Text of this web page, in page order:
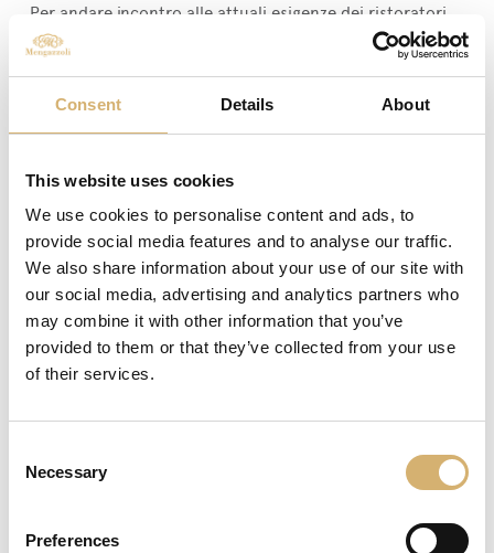
Consent Details About
This website uses cookies
We use cookies to personalise content and ads, to
provide social media features and to analyse our traffic.
We also share information about your use of our site with
our social media, advertising and analytics partners who
may combine it with other information that you’ve
provided to them or that they’ve collected from your use
of their services.
Selection
Necessary
Preferences
Per andare incontro alle attuali esigenze dei ristoratori
sono stati declinati in monoporzioni e monouso i
prodotti di altissima qualità.
Formati perfetti per il servizio al tavolo, per il take away
e per il delivery.
Italiano sono solo alcuni dei condimenti disponibili nelle
pratiche monoporzioni da 14 ml infrangibili, riciclabili e
richiudibili.
Articoli: 5
Olio di Oliva Extra Vergine estratto in